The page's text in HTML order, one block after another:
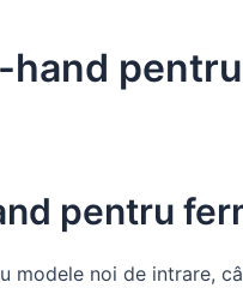
hand
pentru
modele noi de intrare,